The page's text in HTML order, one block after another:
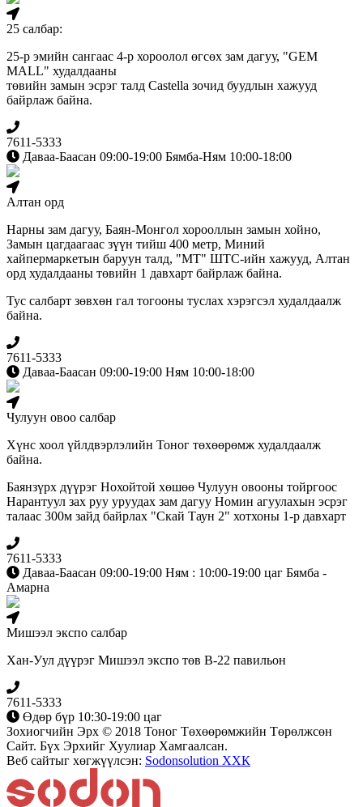
25 салбар:
25-р эмийн сангаас 4-р хороолол өгсөх зам дагуу, "GEM
MALL" худалдааны
төвийн замын эсрэг талд Сastella зочид буудлын хажууд
байрлаж байна.
7611-5333
Даваа-Баасан 09:00-19:00 Бямба-Ням 10:00-18:00
Алтан орд
Нарны зам дагуу, Баян-Монгол хорооллын замын хойно,
Замын цагдаагаас зүүн тийш 400 метр, Миний
хайпермаркетын баруун талд, "МТ" ШТС-ийн хажууд, Алтан
орд худалдааны төвийн 1 давхарт байрлаж байна.
Тус салбарт зөвхөн гал тогооны туслах хэрэгсэл худалдаалж
байна.
7611-5333
Даваа-Баасан 09:00-19:00 Ням 10:00-18:00
Чулуун овоо салбар
Хүнс хоол үйлдвэрлэлийн Тоног төхөөрөмж худалдаалж
байна.
Баянзүрх дүүрэг Нохойтой хөшөө Чулуун овооны тойргоос
Нарантуул зах руу уруудах зам дагуу Номин агуулахын эсрэг
талаас 300м зайд байрлах "Скай Таун 2" хотхоны 1-р давхарт
7611-5333
Даваа-Баасан 09:00-19:00 Ням : 10:00-19:00 цаг Бямба -
Амарна
Мишээл экспо салбар
Хан-Уул дүүрэг Мишээл экспо төв B-22 павильон
7611-5333
Өдөр бүр 10:30-19:00 цаг
Зохиогчийн Эрх © 2018 Тоног Төхөөрөмжийн Төрөлжсөн
Сайт. Бүх Эрхийг Хуулиар Хамгаалсан.
Веб сайтыг хөгжүүлсэн: Sodonsolution ХХК